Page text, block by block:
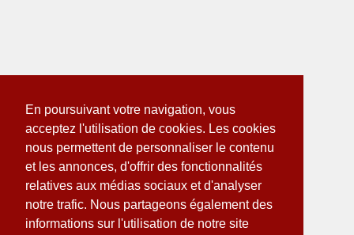
En poursuivant votre navigation, vous
acceptez l'utilisation de cookies. Les cookies
nous permettent de personnaliser le contenu
et les annonces, d'offrir des fonctionnalités
relatives aux médias sociaux et d'analyser
notre trafic. Nous partageons également des
informations sur l'utilisation de notre site